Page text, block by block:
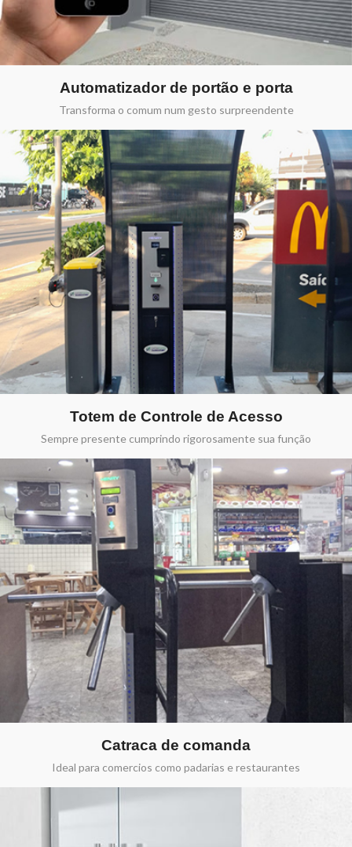
Automatizador de portão e porta
Transforma o comum num gesto surpreendente
Totem de Controle de Acesso
Sempre presente cumprindo rigorosamente sua função
Catraca de comanda
Ideal para comercios como padarias e restaurantes